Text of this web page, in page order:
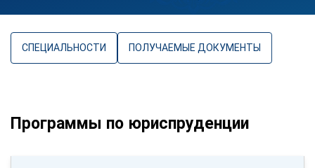
СПЕЦИАЛЬНОСТИ ПОЛУЧАЕМЫЕ ДОКУМЕНТЫ
Программы по юриспруденции